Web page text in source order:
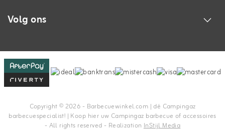
Volg ons
Copyright © 2026 - Barbecuewinkel.com | dé Campingaz
barbecuespecialist! | Koop hier uw Campingaz barbecue of accessoires
- All rights reserved - Realization InStijl Media